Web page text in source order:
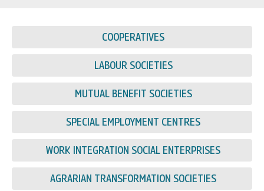
COOPERATIVES
LABOUR SOCIETIES
MUTUAL BENEFIT SOCIETIES
SPECIAL EMPLOYMENT CENTRES
WORK INTEGRATION SOCIAL ENTERPRISES
AGRARIAN TRANSFORMATION SOCIETIES